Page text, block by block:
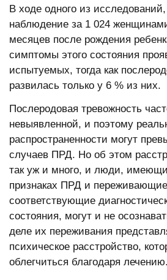
В ходе одного из
наблюдение за 1 024
месяцев после рождения
симптомы этого состояния
испытуемых, тогда как
развилась только у 6 % из них.
Послеродовая тревожность
невыявленной, и поэтому
распространенности могут
случаев ПРД. Но об этом
так уж и много, и люди,
признаках ПРД и
соответствующие
состояния, могут и не
деле их переживания
психическое расстройство,
облегчиться благодаря лечению.